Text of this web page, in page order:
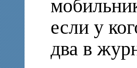
если у
два в